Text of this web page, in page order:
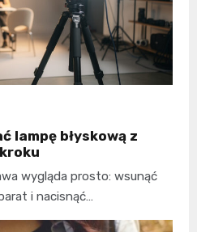
lampę błyskową z
wygląda prosto: wsunąć
i nacisnąć…